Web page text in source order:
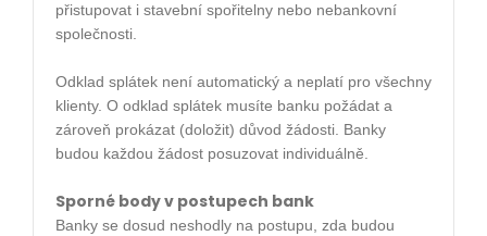
přistupovat i stavební spořitelny nebo nebankovní
společnosti.
Odklad splátek není automatický a neplatí pro všechny
klienty. O odklad splátek musíte banku požádat a
zároveň prokázat (doložit) důvod žádosti. Banky
budou každou žádost posuzovat individuálně.
Sporné body v postupech bank
Banky se dosud neshodly na postupu, zda budou